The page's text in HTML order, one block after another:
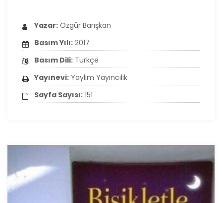
Yazar: Özgür Barışkan
Basım Yılı: 2017
Basım Dili: Türkçe
Yayınevi: Yaylım Yayıncılık
Sayfa Sayısı: 151